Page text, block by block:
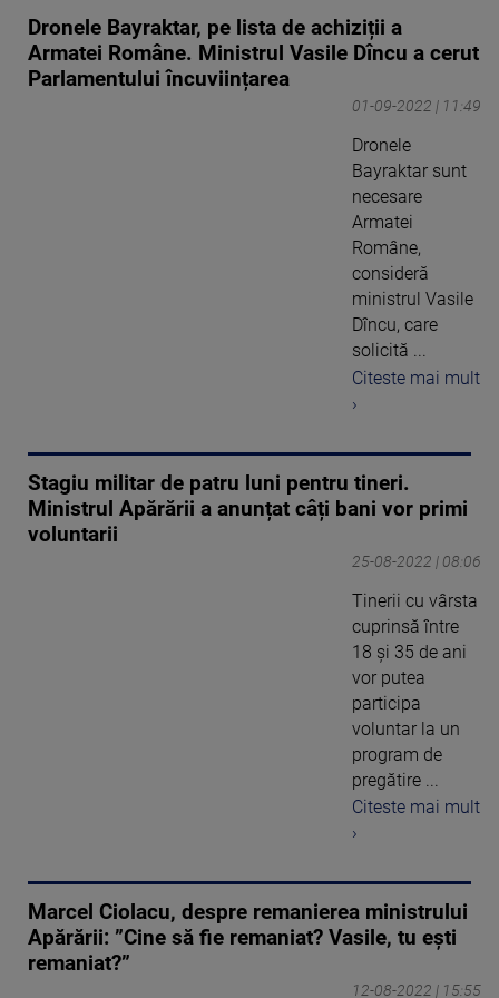
Dronele Bayraktar, pe lista de achiziții a
Armatei Române. Ministrul Vasile Dîncu a cerut
Parlamentului încuviințarea
01-09-2022 | 11:49
Dronele
Bayraktar sunt
necesare
Armatei
Române,
consideră
ministrul Vasile
Dîncu, care
solicită ...
Citeste mai mult
›
Stagiu militar de patru luni pentru tineri.
Ministrul Apărării a anunțat câți bani vor primi
voluntarii
25-08-2022 | 08:06
Tinerii cu vârsta
cuprinsă între
18 și 35 de ani
vor putea
participa
voluntar la un
program de
pregătire ...
Citeste mai mult
›
Marcel Ciolacu, despre remanierea ministrului
Apărării: ”Cine să fie remaniat? Vasile, tu ești
remaniat?”
12-08-2022 | 15:55